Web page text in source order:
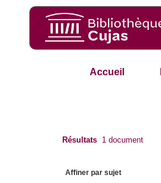
Accueil
Résultats 1 document
Affiner par sujet